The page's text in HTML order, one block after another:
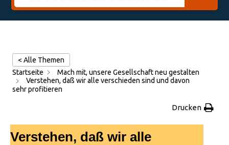
< Alle Themen
Startseite
Mach mit, unsere Gesellschaft neu gestalten
Verstehen, daß wir alle verschieden sind und davon
sehr profitieren
Drucken
Verstehen, daß wir alle